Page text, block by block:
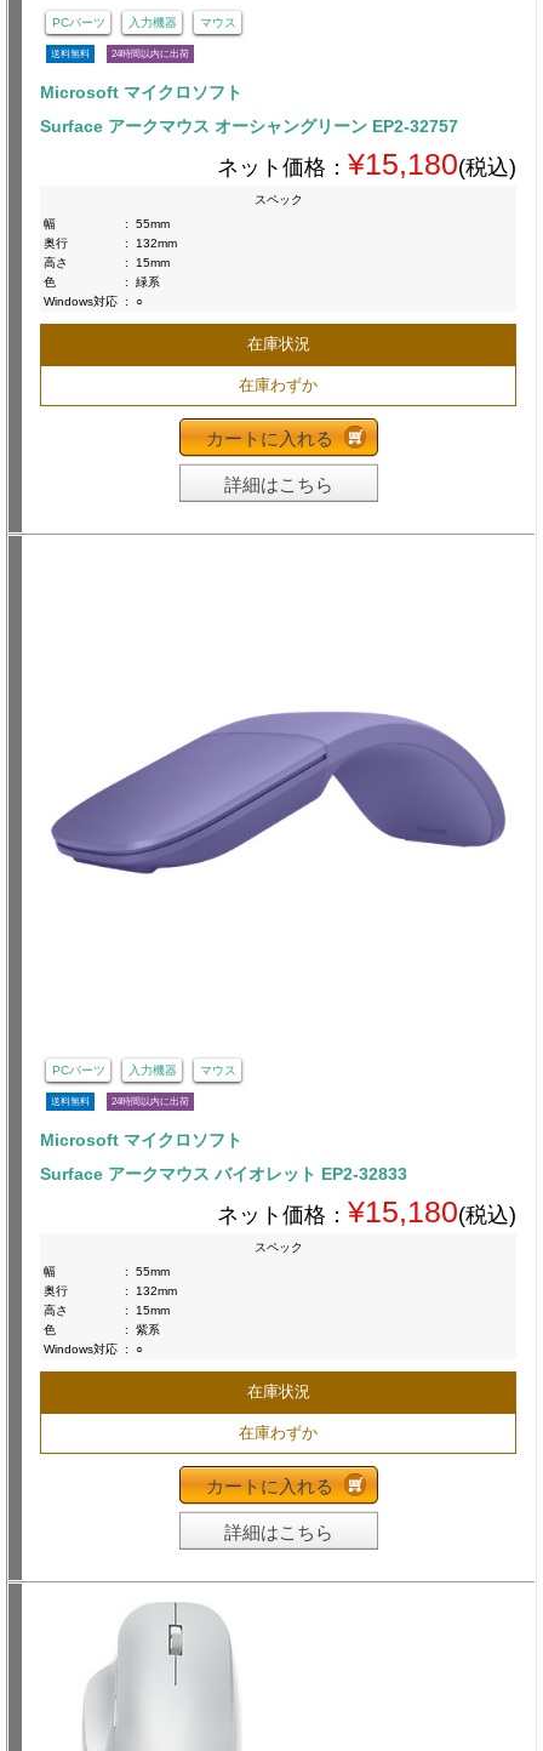
PCパーツ 入力機器 マウス
送料無料 24時間以内に出荷
Microsoft マイクロソフト
Surface アークマウス オーシャングリーン EP2-32757
ネット価格： ¥15,180(税込)
スペック
幅
:
55mm
奥行
:
132mm
高さ
:
15mm
色
:
緑系
Windows対応 : ○
在庫状況
在庫わずか
カートに入れる
詳細はこちら
PCパーツ 入力機器 マウス
送料無料 24時間以内に出荷
Microsoft マイクロソフト
Surface アークマウス バイオレット EP2-32833
ネット価格： ¥15,180(税込)
スペック
幅
:
55mm
奥行
:
132mm
高さ
:
15mm
色
:
紫系
Windows対応 : ○
在庫状況
在庫わずか
カートに入れる
詳細はこちら